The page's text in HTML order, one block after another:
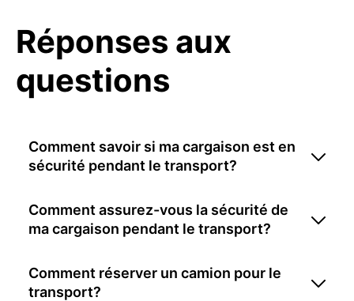
Réponses aux
questions
Comment savoir si ma cargaison est en
sécurité pendant le transport?
Comment assurez-vous la sécurité de
ma cargaison pendant le transport?
Comment réserver un camion pour le
transport?